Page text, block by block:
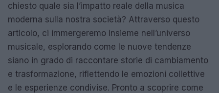
chiesto quale sia l’impatto reale della musica
moderna sulla nostra società? Attraverso questo
articolo, ci immergeremo insieme nell’universo
musicale, esplorando come le nuove tendenze
siano in grado di raccontare storie di cambiamento
e trasformazione, riflettendo le emozioni collettive
e le esperienze condivise. Pronto a scoprire come